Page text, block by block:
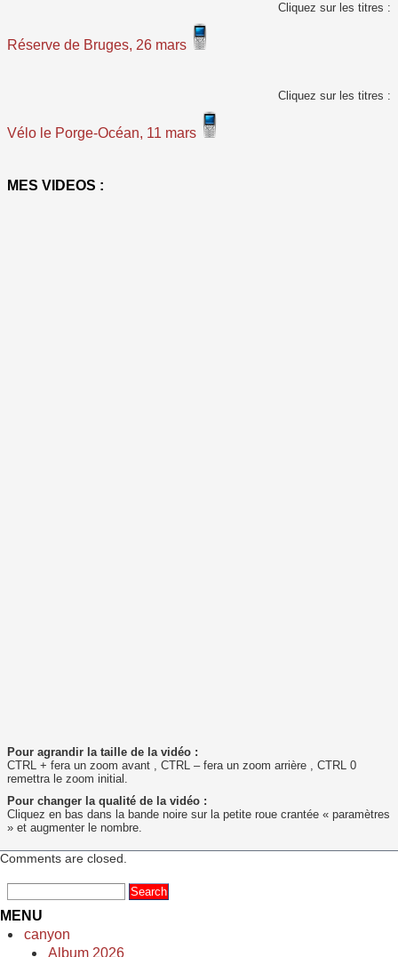
Cliquez sur les titres :
Réserve de Bruges, 26 mars
Cliquez sur les titres :
Vélo le Porge-Océan, 11 mars
MES VIDEOS :
Pour agrandir la taille de la vidéo :
CTRL + fera un zoom avant , CTRL – fera un zoom arrière , CTRL 0
remettra le zoom initial.
Pour changer la qualité de la vidéo :
Cliquez en bas dans la bande noire sur la petite roue crantée « paramètres
» et augmenter le nombre.
Comments are closed.
MENU
canyon
Album 2026